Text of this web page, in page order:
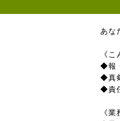
あな
《
◆報
◆真
◆責
《